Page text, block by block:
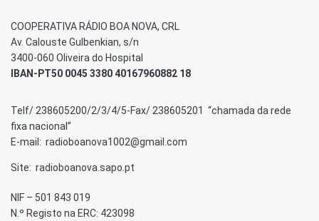
COOPERATIVA RÁDIO BOA NOVA, CRL
Av. Calouste Gulbenkian, s/n
3400-060 Oliveira do Hospital
IBAN-PT50 0045 3380 40167960882 18
Telf/ 238605200/2/3/4/5-Fax/ 238605201 “chamada da rede
fixa nacional”
E-mail: radioboanova1002@gmail.com
Site: radioboanova.sapo.pt
NIF – 501 843 019
N.º Registo na ERC: 423098